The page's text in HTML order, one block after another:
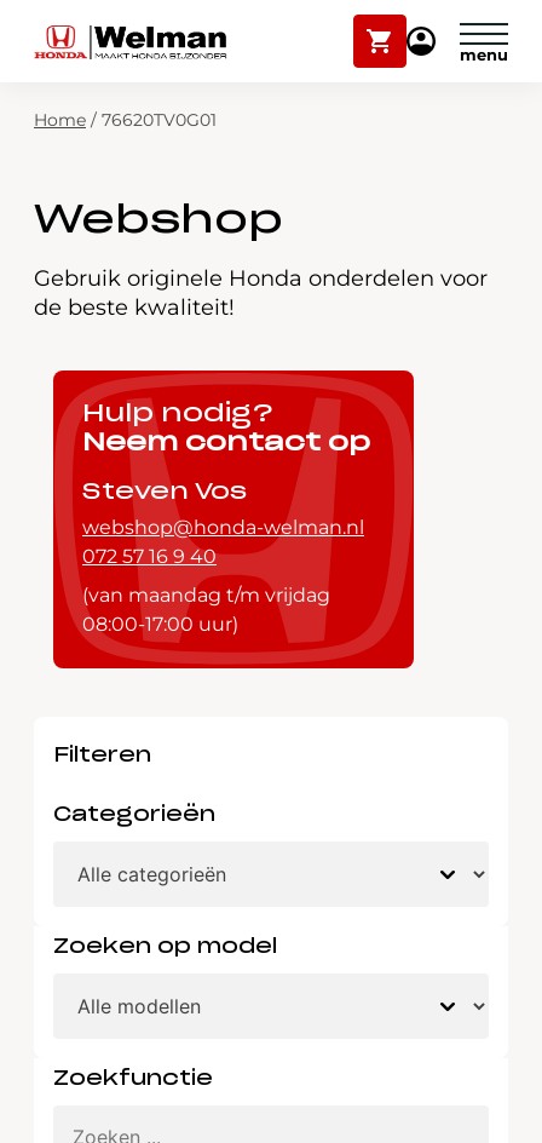
Winkelwagen
Mijn
Modellen
Over ons
Webshop
Contact
Zoekfunctie
Plan onderhoud
Mijn Honda Welman
Home / 76620TV0G01
Webshop
Gebruik originele Honda onderdelen voor
de beste kwaliteit!
Hulp nodig?
Neem contact op
Steven Vos
webshop@honda-welman.nl
072 57 16 9 40
(van maandag t/m vrijdag
08:00-17:00 uur)
Filteren
Categorieën
Zoeken op model
Zoekfunctie